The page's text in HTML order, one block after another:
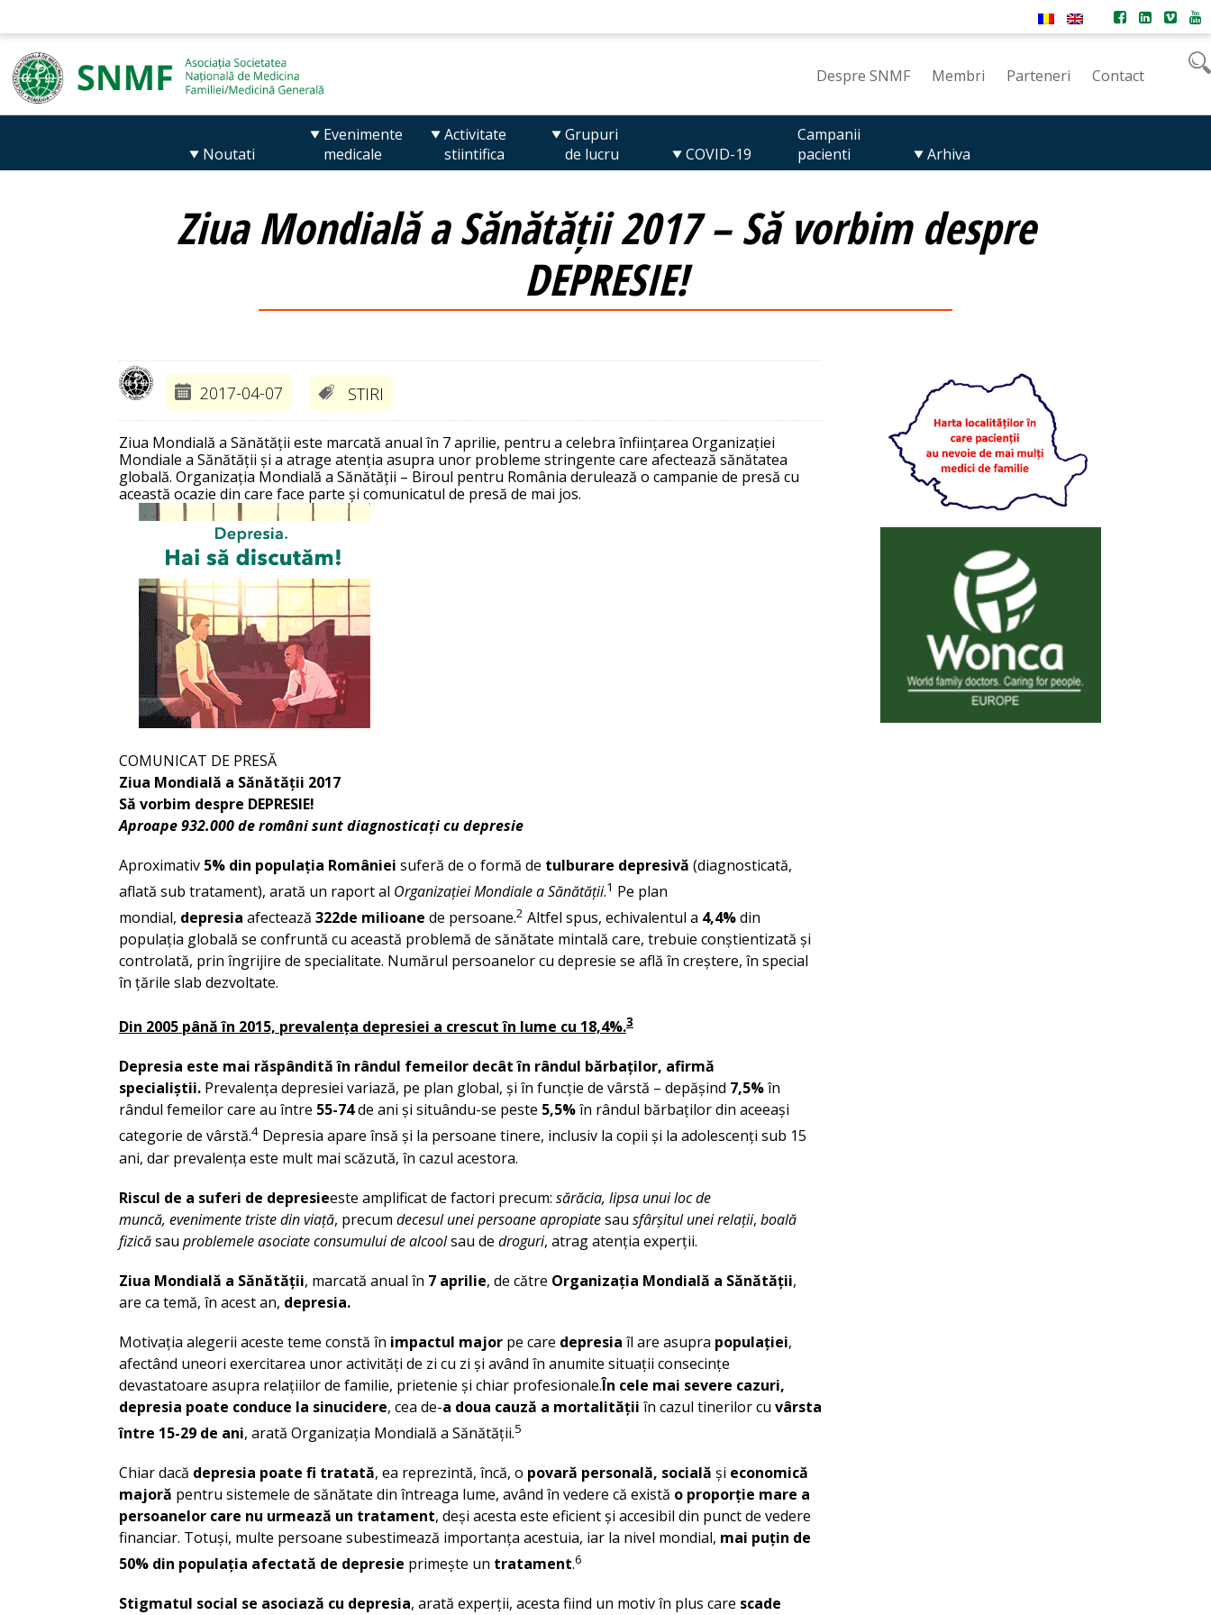
Despre SNMF Membri Parteneri Contact
Noutati
Evenimente
medicale
Activitate
stiintifica
Grupuri
de lucru
COVID-19
Campanii
pacienti
Arhiva
Ziua Mondială a Sănătății 2017 – Să vorbim despre
DEPRESIE!
2017-04-07 STIRI
Ziua Mondială a Sănătății este marcată anual în 7 aprilie, pentru a celebra înființarea Organizației
Mondiale a Sănătății și a atrage atenția asupra unor probleme stringente care afectează sănătatea
globală. Organizația Mondială a Sănătății – Biroul pentru România derulează o campanie de presă cu
această ocazie din care face parte și comunicatul de presă de mai jos.
COMUNICAT DE PRESĂ
Ziua Mondială a Sănătății 2017
Să vorbim despre DEPRESIE!
Aproape 932.000 de români sunt diagnosticați cu depresie
Aproximativ 5% din populația României suferă de o formă de tulburare depresivă (diagnosticată,
aflată sub tratament), arată un raport al Organizației Mondiale a Sănătății.1 Pe plan
mondial, depresia afectează 322de milioane de persoane.2 Altfel spus, echivalentul a 4,4%din
populația globală se confruntă cu această problemă de sănătate mintală care, trebuie conștientizată și
controlată, prin îngrijire de specialitate. Numărul persoanelor cu depresie se află în creștere, în special
în țările slab dezvoltate.
Din 2005 până în 2015, prevalența depresiei a crescut în lume cu 18,4%.3
Depresia este mai răspândită în rândul femeilor decât în rândul bărbaților, afirmă
specialiștii. Prevalența depresiei variază, pe plan global, și în funcție de vârstă – depășind 7,5%în
rândul femeilor care au între 55-74de ani și situându-se peste 5,5%în rândul bărbaților din aceeași
categorie de vârstă.4 Depresia apare însă și la persoane tinere, inclusiv la copii și la adolescenți sub 15
ani, dar prevalența este mult mai scăzută, în cazul acestora.
Riscul de a suferi de depresieeste amplificat de factori precum: sărăcia, lipsa unui loc de
muncă, evenimente triste din viață, precum decesul unei persoane apropiatesau sfârșitul unei relații, boală
fizicăsau problemele asociate consumului de alcoolsau de droguri, atrag atenția experții.
Ziua Mondială a Sănătății, marcată anual în 7 aprilie, de către Organizația Mondială a Sănătății,
are ca temă, în acest an, depresia.
Motivația alegerii aceste teme constă în impactul major pe care depresia îl are asupra populației,
afectând uneori exercitarea unor activități de zi cu zi și având în anumite situații consecințe
devastatoare asupra relațiilor de familie, prietenie și chiar profesionale.În cele mai severe cazuri,
depresia poate conduce la sinucidere, cea de-a doua cauză a mortalității în cazul tinerilor cu vârsta
între 15-29 de ani, arată Organizația Mondială a Sănătății.5
Chiar dacă depresia poate fi tratată, ea reprezintă, încă, o povară personală, socială și economică
majoră pentru sistemele de sănătate din întreaga lume, având în vedere că există o proporție mare a
persoanelor care nu urmează un tratament, deși acesta este eficient și accesibil din punct de vedere
financiar. Totuși, multe persoane subestimează importanța acestuia, iar la nivel mondial, mai puțin de
50% din populația afectată de depresie primește un tratament.6
Stigmatul social se asociază cu depresia, arată experții, acesta fiind un motiv în plus care scade